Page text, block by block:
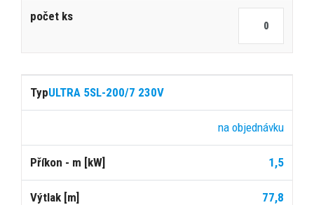
ULTRA 5SL-200/7 230V
na objednávku
1,5
77,8